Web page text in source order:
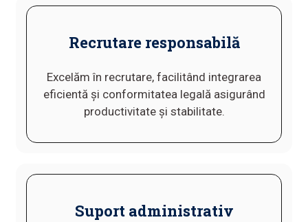
Recrutare responsabilă
Excelăm în recrutare, facilitând integrarea
eficientă și conformitatea legală asigurând
productivitate și stabilitate.
Suport administrativ